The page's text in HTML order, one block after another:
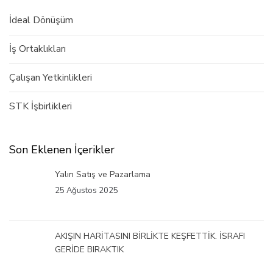
İdeal Dönüşüm
İş Ortaklıkları
Çalışan Yetkinlikleri
STK İşbirlikleri
Son Eklenen İçerikler
Yalın Satış ve Pazarlama
25 Ağustos 2025
AKIŞIN HARİTASINI BİRLİKTE KEŞFETTİK. İSRAFI
GERİDE BIRAKTIK